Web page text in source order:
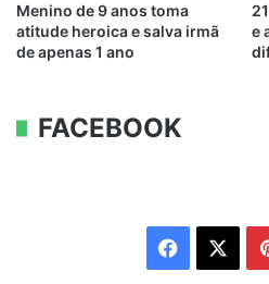
Menino de 9 anos toma
atitude heroica e salva irmã
de apenas 1 ano
e
FACEBOOK
Facebook